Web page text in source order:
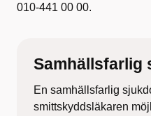
010-441 00 00.
Samhällsfarlig
En samhällsfarlig
smittskyddsläkaren